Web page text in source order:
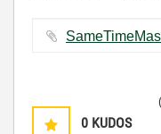
0 KUDOS